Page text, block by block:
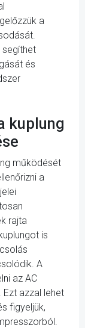
a
segíthet
és
kuplung
működését
a
rajta
is
A
az AC
azzal lehet
figyeljük,